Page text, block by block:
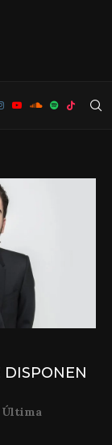
DISPONEN
Última